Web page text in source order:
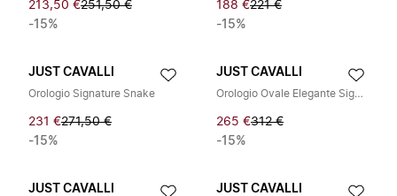
213,50 €251,50 €
-15%
188 €221 €
-15%
JUST CAVALLI
Orologio Signature Snake
231 €271,50 €
-15%
JUST CAVALLI
Orologio Ovale Elegante Signature Snake Just Cavalli
265 €312 €
-15%
JUST CAVALLI JUST CAVALLI